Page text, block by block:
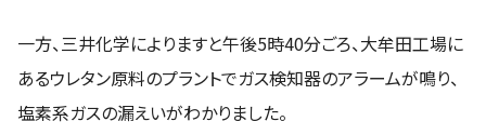
一方、三井化学によりますと午後5時40分ごろ、大牟田工場に
あるウレタン原料のプラントでガス検知器のアラームが鳴り、
塩素系ガスの漏えいがわかりました。